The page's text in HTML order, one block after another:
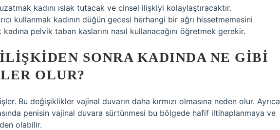
kadını ıslak tutacak ve cinsel ilişkiyi kolaylaştıracaktır.
kullanmak kadının düğün gecesi herhangi bir ağrı hissetmemesini
pelvik taban kaslarını nasıl kullanacağını öğretmek gerekir.
SONRA KADINDA NE GIBI
OLUR?
Bu değişiklikler vajinal duvarın daha kırmızı olmasına neden olur. Ayrıca
penisin vajinal duvara sürtünmesi bu bölgede hafif iltihaplanmaya ve
olabilir.